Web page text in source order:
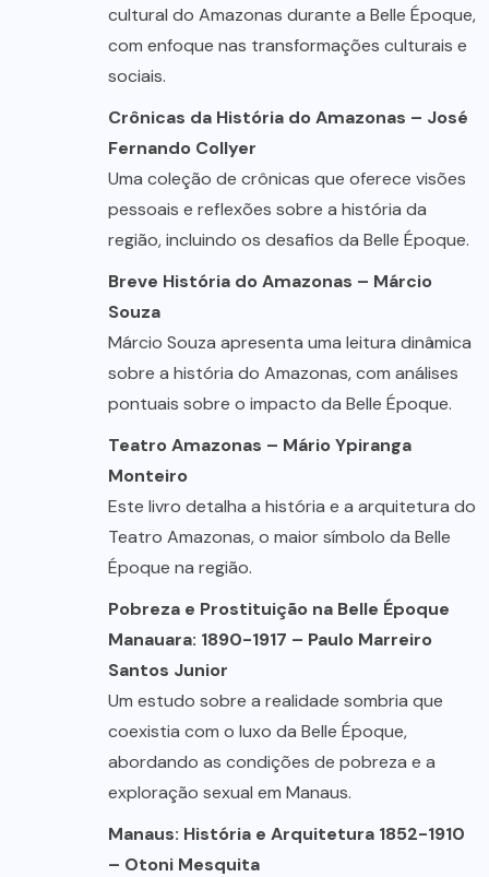
cultural do Amazonas durante a Belle Époque,
com enfoque nas transformações culturais e
sociais.
Crônicas da História do Amazonas – José
Fernando Collyer
Uma coleção de crônicas que oferece visões
pessoais e reflexões sobre a história da
região, incluindo os desafios da Belle Époque.
Breve História do Amazonas – Márcio
Souza
Márcio Souza apresenta uma leitura dinâmica
sobre a história do Amazonas, com análises
pontuais sobre o impacto da Belle Époque.
Teatro Amazonas – Mário Ypiranga
Monteiro
Este livro detalha a história e a arquitetura do
Teatro Amazonas, o maior símbolo da Belle
Époque na região.
Pobreza e Prostituição na Belle Époque
Manauara: 1890-1917 – Paulo Marreiro
Santos Junior
Um estudo sobre a realidade sombria que
coexistia com o luxo da Belle Époque,
abordando as condições de pobreza e a
exploração sexual em Manaus.
Manaus: História e Arquitetura 1852-1910
– Otoni Mesquita